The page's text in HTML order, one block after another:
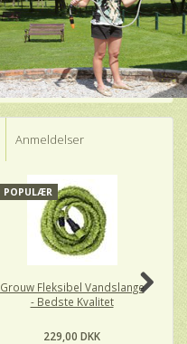
Anmeldelser
POPULÆR
Grouw Fleksibel Vandslange
- Bedste Kvalitet
229,00 DKK